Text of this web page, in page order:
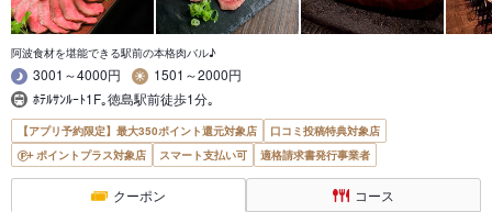
阿波食材を堪能できる駅前の本格肉バル♪
3001～4000円
1501～2000円
ﾎﾃﾙｻﾝﾙｰﾄ1F｡徳島駅前徒歩1分｡
【アプリ予約限定】最大350ポイント還元対象店
口コミ投稿特典対象店
ポイントプラス対象店
スマート支払い可 適格請求書発行事業者
クーポン コース